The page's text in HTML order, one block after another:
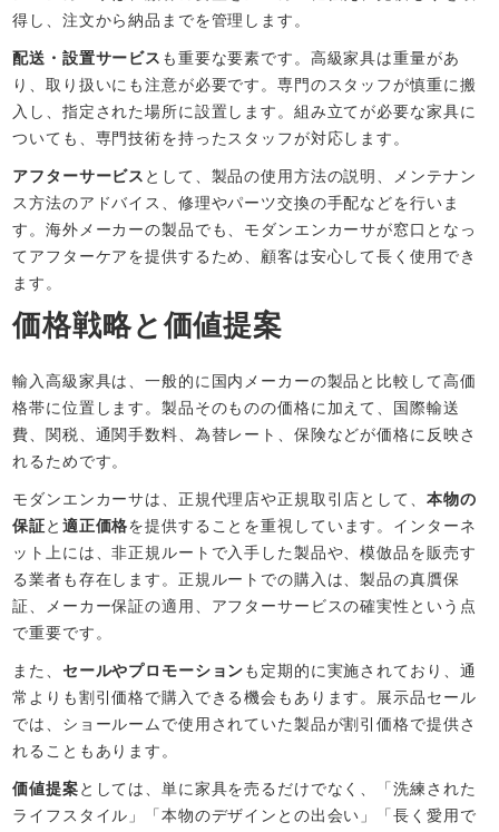
得し、注文から納品までを管理します。
配送・設置サービス も重要な要素です。高級家具は重量があ
り、取り扱いにも注意が必要です。専門のスタッフが慎重に搬
入し、指定された場所に設置します。組み立てが必要な家具に
ついても、専門技術を持ったスタッフが対応します。
アフターサービス として、製品の使用方法の説明、メンテナン
ス方法のアドバイス、修理やパーツ交換の手配などを行いま
す。海外メーカーの製品でも、モダンエンカーサが窓口となっ
てアフターケアを提供するため、顧客は安心して長く使用でき
ます。
価格戦略と価値提案
輸入高級家具は、一般的に国内メーカーの製品と比較して高価
格帯に位置します。製品そのものの価格に加えて、国際輸送
費、関税、通関手数料、為替レート、保険などが価格に反映さ
れるためです。
モダンエンカーサは、正規代理店や正規取引店として、 本物の
保証と 適正価格を提供することを重視しています。インターネ
ット上には、非正規ルートで入手した製品や、模倣品を販売す
る業者も存在します。正規ルートでの購入は、製品の真贋保
証、メーカー保証の適用、アフターサービスの確実性という点
で重要です。
また、 セールやプロモーションも定期的に実施されており、通
常よりも割引価格で購入できる機会もあります。展示品セール
では、ショールームで使用されていた製品が割引価格で提供さ
れることもあります。
価値提案としては、単に家具を売るだけでなく、「洗練された
ライフスタイル」「本物のデザインとの出会い」「長く愛用で